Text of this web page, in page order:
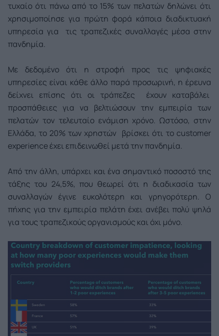
τυχαίο ότι πάνω από το 15% των πελατών δηλώνει ότι
χρησιμοποίησε για πρώτη φορά κάποια διαδικτυακή
υπηρεσία για τις τραπεζικές συναλλαγές μέσα στην
πανδημία.
Με δεδομένο ότι η στροφή προς τις ψηφιακές
υπηρεσίες είναι κάθε άλλο παρά προσωρινή, η έρευνα
δείχνει επίσης ότι οι τράπεζες έχουν καταβάλει
προσπάθειες για να βελτιώσουν την εμπειρία των
πελατών τον τελευταίο ενάμιση χρόνο. Ωστόσο, στην
Ελλάδα, το 20% των χρηστών βρίσκει ότι το customer
experience έχει επιδεινωθεί μετά την πανδημία.
Από την άλλη, υπάρχει και ένα σημαντικό ποσοστό της
τάξης του 24,5%, που θεωρεί ότι η διαδικασία των
συναλλαγών έγινε ευκολότερη και γρηγορότερη. Ο
πήχης για την εμπειρία πελάτη έχει ανέβει πολύ ψηλά
για τους τραπεζικούς οργανισμούς και όχι μόνο.